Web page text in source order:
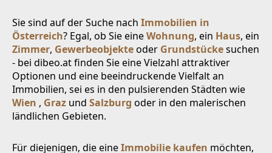
Sie sind auf der Suche nach Immobilien in
Österreich? Egal, ob Sie eineWohnung, ein Haus, ein
Zimmer, Gewerbeobjekteoder Grundstückesuchen
- bei dibeo.at finden Sie eine Vielzahl attraktiver
Optionen und eine beeindruckende Vielfalt an
Immobilien, sei es in den pulsierenden Städten wie
Wien , Graz und Salzburg oder in den malerischen
ländlichen Gebieten.
Für diejenigen, die eineImmobilie kaufen möchten,